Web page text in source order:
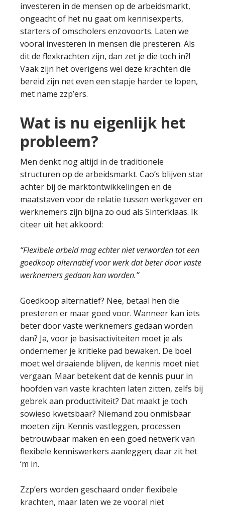
investeren in de mensen op de arbeidsmarkt,
ongeacht of het nu gaat om kennisexperts,
starters of omscholers enzovoorts. Laten we
vooral investeren in mensen die presteren. Als
dit de flexkrachten zijn, dan zet je die toch in?!
Vaak zijn het overigens wel deze krachten die
bereid zijn net even een stapje harder te lopen,
met name zzp’ers.
Wat is nu eigenlijk het
probleem?
Men denkt nog altijd in de traditionele
structuren op de arbeidsmarkt. Cao’s blijven star
achter bij de marktontwikkelingen en de
maatstaven voor de relatie tussen werkgever en
werknemers zijn bijna zo oud als Sinterklaas. Ik
citeer uit het akkoord:
“Flexibele arbeid mag echter niet verworden tot een
goedkoop alternatief voor werk dat beter door vaste
werknemers gedaan kan worden.”
Goedkoop alternatief? Nee, betaal hen die
presteren er maar goed voor. Wanneer kan iets
beter door vaste werknemers gedaan worden
dan? Ja, voor je basisactiviteiten moet je als
ondernemer je kritieke pad bewaken. De boel
moet wel draaiende blijven, de kennis moet niet
vergaan. Maar betekent dat de kennis puur in
hoofden van vaste krachten laten zitten, zelfs bij
gebrek aan productiviteit? Dat maakt je toch
sowieso kwetsbaar? Niemand zou onmisbaar
moeten zijn. Kennis vastleggen, processen
betrouwbaar maken en een goed netwerk van
flexibele kenniswerkers aanleggen; daar zit het
‘m in.
Zzp’ers worden geschaard onder flexibele
krachten, maar laten we ze vooral niet